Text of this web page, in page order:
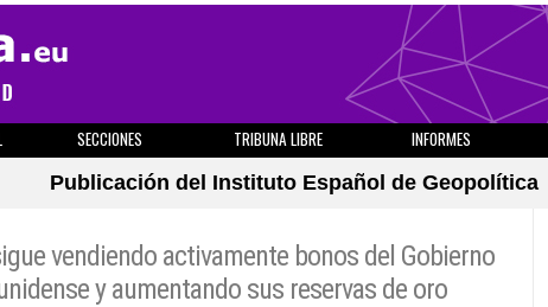
SECCIONES TRIBUNA LIBRE INFORMES
Publicación del Instituto Español de Geopolítica
vendiendo activamente bonos del Gobierno
y aumentando sus reservas de oro